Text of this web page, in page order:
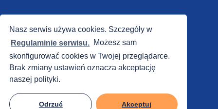
Nasz serwis używa cookies. Szczegóły w
Regulaminie serwisu. Możesz sam
skonfigurować cookies w Twojej przeglądarce.
Brak zmiany ustawień oznacza akceptację
naszej polityki.
Odrzuć Akceptuj
Bezpieczne płatności
© 2012 - 2026 Fundacja Avalon